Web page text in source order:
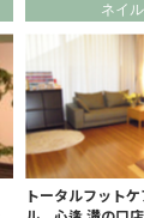
ネイル
トータルフット